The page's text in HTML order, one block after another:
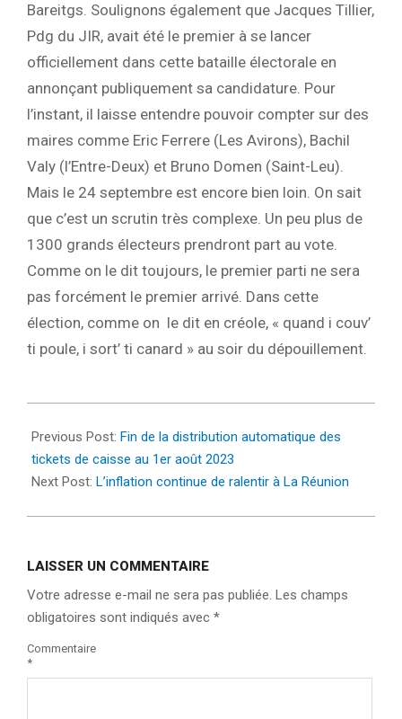
Bareitgs. Soulignons également que Jacques Tillier,
Pdg du JIR, avait été le premier à se lancer
officiellement dans cette bataille électorale en
annonçant publiquement sa candidature. Pour
l’instant, il laisse entendre pouvoir compter sur des
maires comme Eric Ferrere (Les Avirons), Bachil
Valy (l’Entre-Deux) et Bruno Domen (Saint-Leu).
Mais le 24 septembre est encore bien loin. On sait
que c’est un scrutin très complexe. Un peu plus de
1300 grands électeurs prendront part au vote.
Comme on le dit toujours, le premier parti ne sera
pas forcément le premier arrivé. Dans cette
élection, comme on le dit en créole, « quand i couv’
ti poule, i sort’ ti canard » au soir du dépouillement.
08-
02
Previous Post: Fin de la distribution automatique des
tickets de caisse au 1er août 2023
Next Post: L’inflation continue de ralentir à La Réunion
LAISSER UN COMMENTAIRE
Votre adresse e-mail ne sera pas publiée. Les champs
obligatoires sont indiqués avec *
Commentaire
*